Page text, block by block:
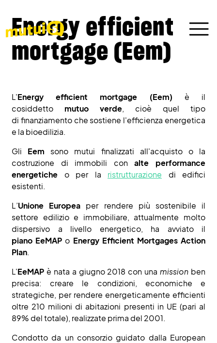
Energy efficient
mortgage (Eem)
L'Energy efficient mortgage (Eem) è il
cosiddetto mutuo verde, cioè quel tipo
di finanziamento che sostiene l'efficienza energetica
e la bioedilizia.
Gli Eem sono mutui finalizzati all'acquisto o la
costruzione di immobili conalte performance
energetiche o per la ristrutturazione di edifici
esistenti.
L’Unione Europea per rendere più sostenibile il
settore edilizio e immobiliare, attualmente molto
dispersivo a livello energetico, ha avviato il
piano EeMAPo Energy Efficient Mortgages Action
Plan.
L'EeMAP è nata a giugno 2018 con unamission ben
precisa: creare le condizioni, economiche e
strategiche, per rendere energeticamente efficienti
oltre 210 milioni di abitazioni presenti in UE (pari al
89% del totale), realizzate prima del 2001.
Condotto da un consorzio guidato dalla European